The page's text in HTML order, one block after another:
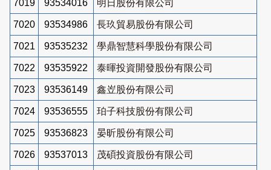
7019 93534016 明日股份有限公司
7020 93534986 長玖貿易股份有限公司
7021 93535232 學鼎智慧科學股份有限公司
7022 93535922 泰暉投資開發股份有限公司
7023 93536149 鑫岦股份有限公司
7024 93536555 珀子科技股份有限公司
7025 93536823 晏昕股份有限公司
7026 93537013 茂碩投資股份有限公司